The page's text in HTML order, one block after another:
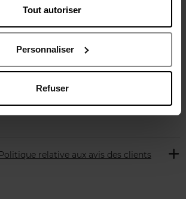
Tout autoriser
Personnaliser
Refuser
Politique relative aux avis des clients